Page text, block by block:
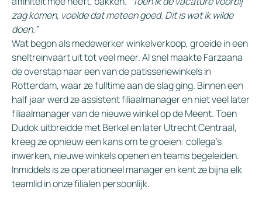
zag komen, voelde dat meteen goed. Dit is wat ik wilde
doen.”
Wat begon als medewerker winkelverkoop, groeide in een
sneltreinvaart uit tot veel meer. Al snel maakte Farzaana
de overstap naar een van de patisseriewinkels in
Rotterdam, waar ze fulltime aan de slag ging. Binnen een
half jaar werd ze assistent filiaalmanager en niet veel later
filiaalmanager van de nieuwe winkel op de Meent. Toen
Dudok uitbreidde met Berkel en later Utrecht Centraal,
kreeg ze opnieuw een kans om te groeien: collega’s
inwerken, nieuwe winkels openen en teams begeleiden.
Inmiddels is ze operationeel manager en kent ze bijna elk
teamlid in onze filialen persoonlijk.